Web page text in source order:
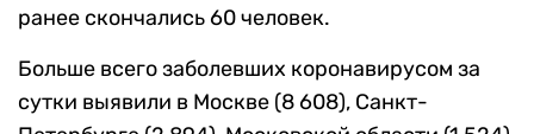
ранее скончались 60 человек.
Больше всего заболевших коронавирусом за
сутки выявили в Москве (8 608), Санкт-